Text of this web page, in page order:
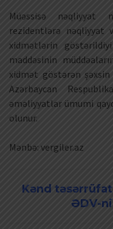
Müəssisə nəqliyyat
rezidentlərə nəqliyyat
xidmətlərin
maddəsinin
xidmət göstərən
Azərbaycan
əməliyyatlar ümumi
olunur.
Mənbə: vergiler.az
Kənd
ƏDV-